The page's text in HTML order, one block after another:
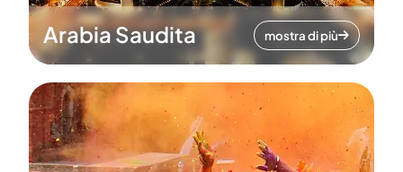
Arabia Saudita mostra di più